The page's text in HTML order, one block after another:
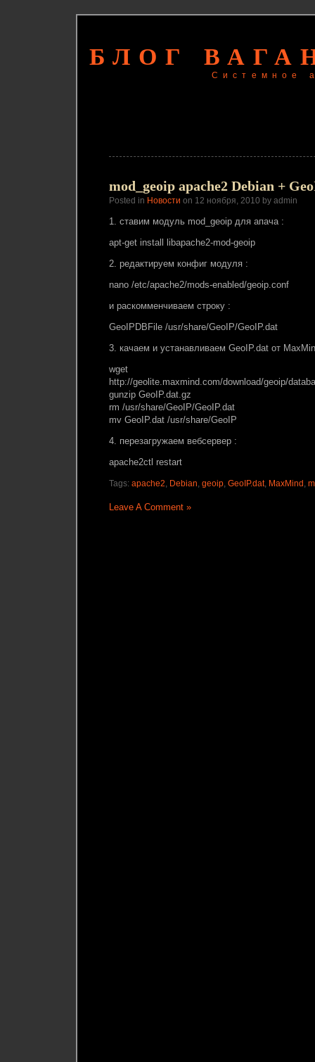
БЛОГ
Системное
mod_geoip apache2 Debian +
Posted in Новости on 12 ноября, 2010 by admin
1. ставим модуль mod_geoip для апача :
apt-get install libapache2-mod-geoip
2. редактируем конфиг модуля :
nano /etc/apache2/mods-enabled/geoip.conf
и раскомменчиваем строку :
GeoIPDBFile /usr/share/GeoIP/GeoIP.dat
3. качаем и устанавливаем GeoIP.dat от
wget
http://geolite.maxmind.com/download/geoip/
gunzip GeoIP.dat.gz
rm /usr/share/GeoIP/GeoIP.dat
mv GeoIP.dat /usr/share/GeoIP
4. перезагружаем вебсервер :
apache2ctl restart
Tags: apache2, Debian, geoip, GeoIP.dat, MaxMind ,
Leave A Comment »